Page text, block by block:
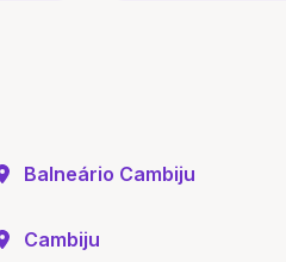
Balneário Cambiju
Cambiju